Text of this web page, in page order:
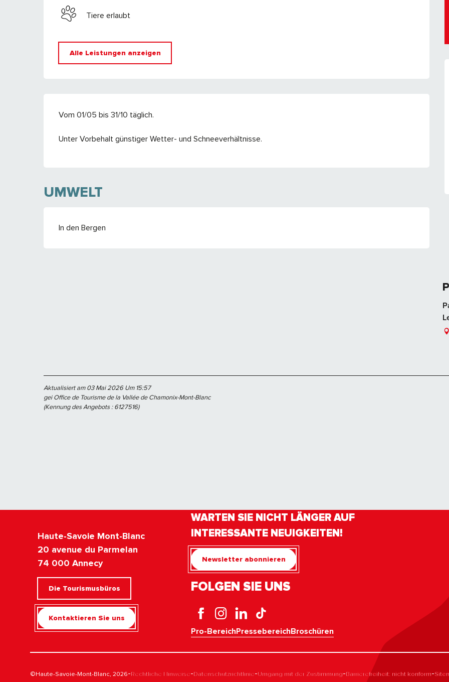
Tiere erlaubt
Alle Leistungen anzeigen
Vom 01/05 bis 31/10 täglich.
Unter Vorbehalt günstiger Wetter- und Schneeverhältnisse.
UMWELT
In den Bergen
Aktualisiert am 03 Mai 2026 Um 15:57
gei Office de Tourisme de la Vallée de Chamonix-Mont-Blanc
(Kennung des Angebots :6127516)
Haute-Savoie Mont-Blanc
20 avenue du Parmelan
74 000 Annecy
Die Tourismusbüros
Kontaktieren Sie uns
WARTEN SIE NICHT LÄNGER AUF
INTERESSANTE NEUIGKEITEN!
Newsletter abonnieren
FOLGEN SIE UNS
Pro-BereichPressebereichBroschüren
©Haute-Savoie-Mont-Blanc, 2026-Rechtliche Hinweise-Datenschutzrichtlinie-Umgang mit der Zustimmung-Barrierefreiheit: nicht konform-